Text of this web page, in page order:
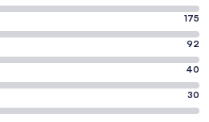
175
92
40
30